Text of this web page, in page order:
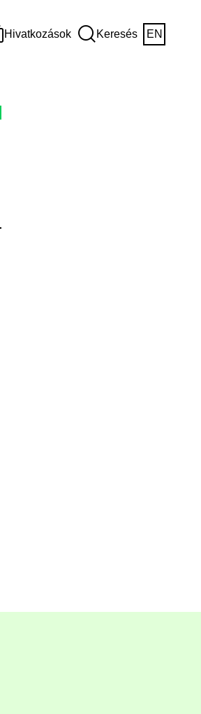
Hivatkozások Keresés EN